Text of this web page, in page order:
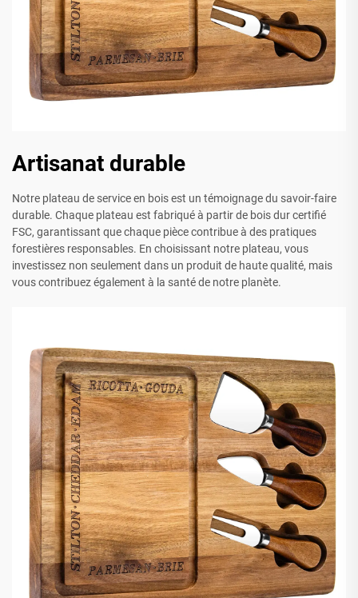
Artisanat durable
Notre plateau de service en bois est un témoignage du savoir-faire
durable. Chaque plateau est fabriqué à partir de bois dur certifié
FSC, garantissant que chaque pièce contribue à des pratiques
forestières responsables. En choisissant notre plateau, vous
investissez non seulement dans un produit de haute qualité, mais
vous contribuez également à la santé de notre planète.